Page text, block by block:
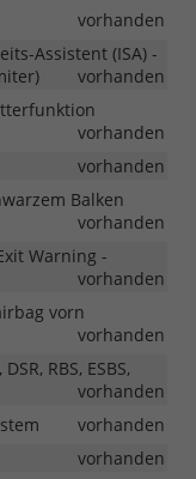
vorhanden
Assistent (ISA) -
vorhanden
vorhanden
vorhanden
Balken
vorhanden
Warning -
vorhanden
vorn
vorhanden
RBS, ESBS,
vorhanden
vorhanden
vorhanden